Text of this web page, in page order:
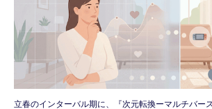
立春のインターバル期に、『次元転換ーマルチバー